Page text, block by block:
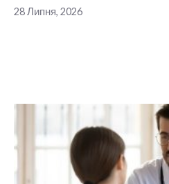
28 Липня, 2026